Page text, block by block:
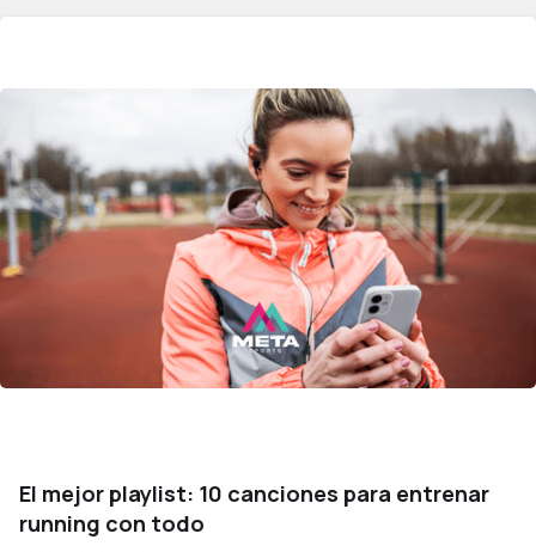
El mejor playlist: 10 canciones para entrenar
running con todo